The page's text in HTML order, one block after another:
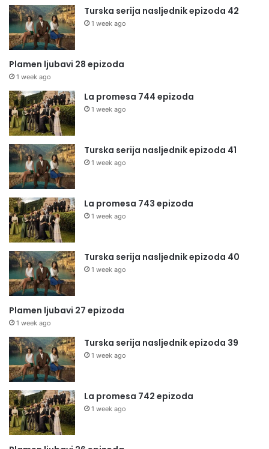
Turska serija nasljednik epizoda 42
1 week ago
Plamen ljubavi 28 epizoda
1 week ago
La promesa 744 epizoda
1 week ago
Turska serija nasljednik epizoda 41
1 week ago
La promesa 743 epizoda
1 week ago
Turska serija nasljednik epizoda 40
1 week ago
Plamen ljubavi 27 epizoda
1 week ago
Turska serija nasljednik epizoda 39
1 week ago
La promesa 742 epizoda
1 week ago